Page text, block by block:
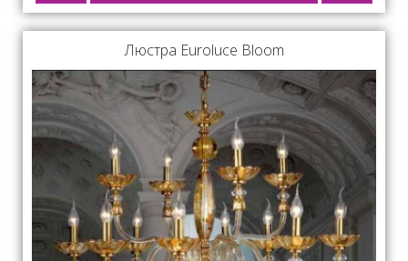
Люстра Euroluce Bloom